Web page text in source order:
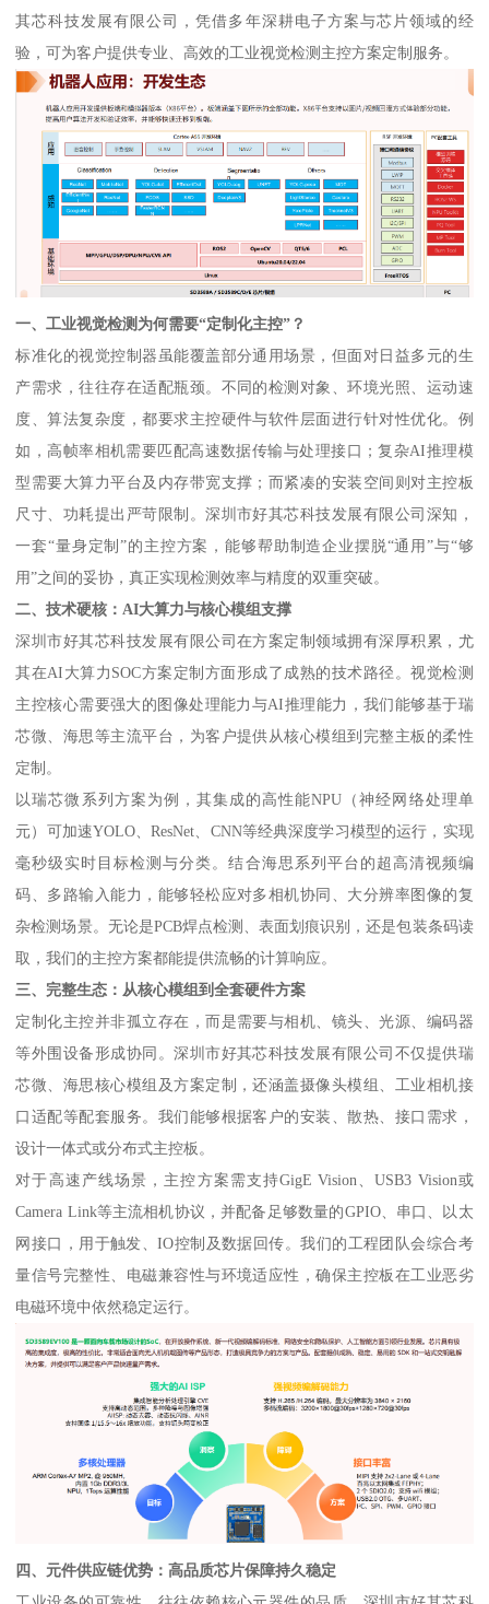
其芯科技发展有限公司，凭借多年深耕电子方案与芯片领域的经
验，可为客户提供专业、高效的工业视觉检测主控方案定制服务。
一、工业视觉检测为何需要“定制化主控”？
标准化的视觉控制器虽能覆盖部分通用场景，但面对日益多元的生
产需求，往往存在适配瓶颈。不同的检测对象、环境光照、运动速
度、算法复杂度，都要求主控硬件与软件层面进行针对性优化。例
如，高帧率相机需要匹配高速数据传输与处理接口；复杂AI推理模
型需要大算力平台及内存带宽支撑；而紧凑的安装空间则对主控板
尺寸、功耗提出严苛限制。深圳市好其芯科技发展有限公司深知，
一套“量身定制”的主控方案，能够帮助制造企业摆脱“通用”与“够
用”之间的妥协，真正实现检测效率与精度的双重突破。
二、技术硬核：AI大算力与核心模组支撑
深圳市好其芯科技发展有限公司在方案定制领域拥有深厚积累，尤
其在AI大算力SOC方案定制方面形成了成熟的技术路径。视觉检测
主控核心需要强大的图像处理能力与AI推理能力，我们能够基于瑞
芯微、海思等主流平台，为客户提供从核心模组到完整主板的柔性
定制。
以瑞芯微系列方案为例，其集成的高性能NPU（神经网络处理单
元）可加速YOLO、ResNet、CNN等经典深度学习模型的运行，实现
毫秒级实时目标检测与分类。结合海思系列平台的超高清视频编
码、多路输入能力，能够轻松应对多相机协同、大分辨率图像的复
杂检测场景。无论是PCB焊点检测、表面划痕识别，还是包装条码读
取，我们的主控方案都能提供流畅的计算响应。
三、完整生态：从核心模组到全套硬件方案
定制化主控并非孤立存在，而是需要与相机、镜头、光源、编码器
等外围设备形成协同。深圳市好其芯科技发展有限公司不仅提供瑞
芯微、海思核心模组及方案定制，还涵盖摄像头模组、工业相机接
口适配等配套服务。我们能够根据客户的安装、散热、接口需求，
设计一体式或分布式主控板。
对于高速产线场景，主控方案需支持GigE Vision、USB3 Vision或
Camera Link等主流相机协议，并配备足够数量的GPIO、串口、以太
网接口，用于触发、IO控制及数据回传。我们的工程团队会综合考
量信号完整性、电磁兼容性与环境适应性，确保主控板在工业恶劣
电磁环境中依然稳定运行。
四、元件供应链优势：高品质芯片保障持久稳定